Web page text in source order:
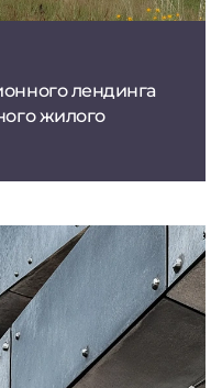
лендинга
жилого